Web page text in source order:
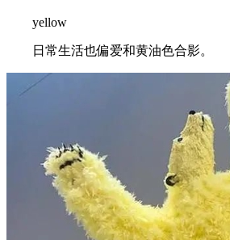
yellow
日常生活也偏爱和黄油色合影。